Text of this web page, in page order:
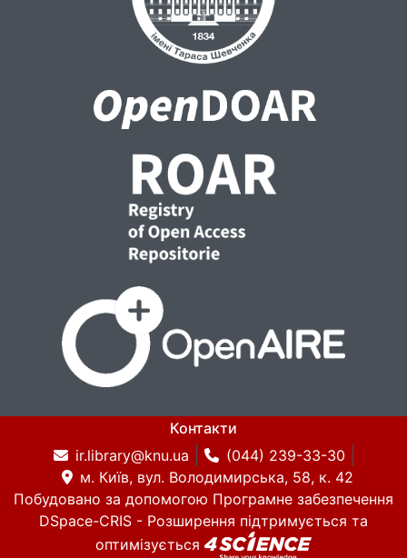
Контакти
ir.library@knu.ua
(044) 239-33-30
м. Київ, вул. Володимирська, 58, к. 42
Побудовано за допомогою Програмне забезпечення
DSpace-CRIS - Розширення підтримується та
оптимізується